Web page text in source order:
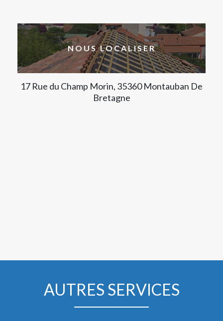
NOUS LOCALISER
17 Rue du Champ Morin, 35360 Montauban De
Bretagne
AUTRES SERVICES